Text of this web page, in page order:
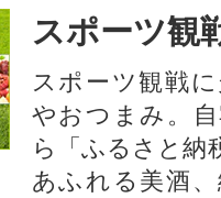
スポーツ観
スポーツ観戦
やおつまみ。
ら「ふるさと納
あふれる美酒